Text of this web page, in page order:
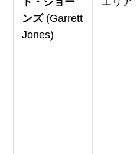
ンズ(Garrett
Jones)